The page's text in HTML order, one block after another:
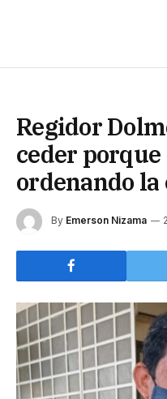
Regidor
ceder porque
ordenando la
By Emerson Nizama